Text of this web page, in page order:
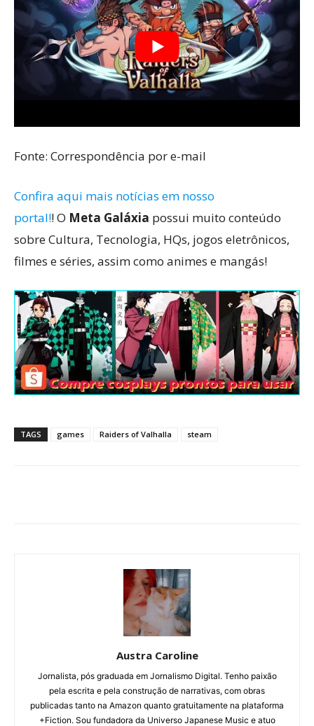
Fonte: Correspondência por e-mail
Confira aqui mais notícias em nosso
portal!! O Meta Galáxia possui muito conteúdo
sobre Cultura, Tecnologia, HQs, jogos eletrônicos,
filmes e séries, assim como animes e mangás!
TAGS games Raiders of Valhalla steam
Austra Caroline
Jornalista, pós graduada em Jornalismo Digital. Tenho paixão
pela escrita e pela construção de narrativas, com obras
publicadas tanto na Amazon quanto gratuitamente na plataforma
+Fiction. Sou fundadora da Universo Japanese Music e atuo